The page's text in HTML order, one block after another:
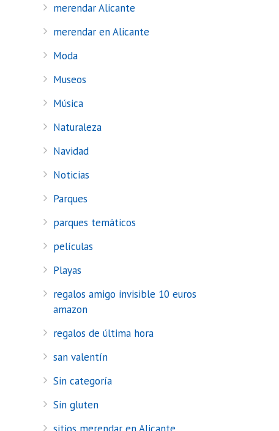
merendar Alicante
merendar en Alicante
Moda
Museos
Música
Naturaleza
Navidad
Noticias
Parques
parques temáticos
películas
Playas
regalos amigo invisible 10 euros
amazon
regalos de última hora
san valentín
Sin categoría
Sin gluten